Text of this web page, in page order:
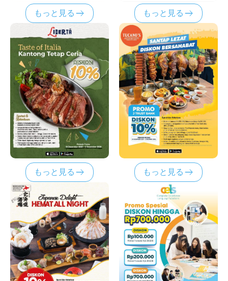
もっと見る もっと見る
もっと見る もっと見る